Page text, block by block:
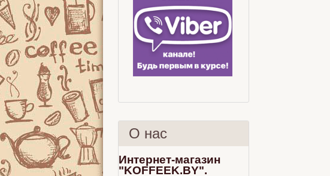
О нас
Интернет-магазин
"KOFFEEK.BY".